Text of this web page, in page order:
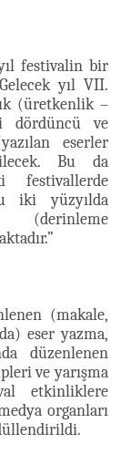
festivalin bir
yıl VII.
(üretkenlik –
dördüncü ve
eserler
Bu da
festivallerde
iki yüzyılda
(derinleme
(makale,
eser yazma,
düzenlenen
ve yarışma
etkinliklere
organları